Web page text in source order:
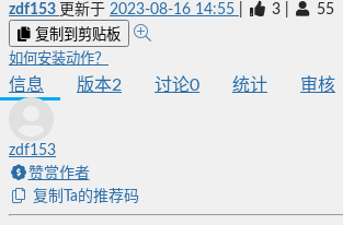
zdf153 更新于 2023-08-16 14:55 3 55
复制到剪贴板
如何安装动作？
信息 版本2 讨论0 统计 审核
zdf153
赞赏作者
复制Ta的推荐码